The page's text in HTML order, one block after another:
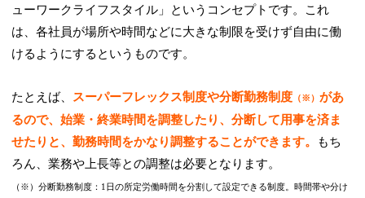
ューワークライフスタイル」というコンセプトです。これ
は、各社員が場所や時間などに大きな制限を受けず自由に働
けるようにするというものです。
たとえば、 スーパーフレックス制度や分断勤務制度 （※）があ
るので、始業・終業時間を調整したり、分断して用事を済ま
せたりと、勤務時間をかなり調整することができます。
もち
ろん、業務や上長等との調整は必要となります。
（※）分断勤務制度：1日の所定労働時間を分割して設定できる制度。時間帯や分け